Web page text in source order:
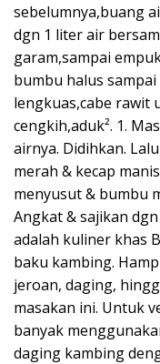
sebelumnya,buang
dgn 1 liter air
garam,sampai
bumbu halus
lengkuas,cabe rawit
cengkih,aduk². 1.
airnya. Didihkan.
merah & kecap
menyusut & bumbu
Angkat & sajikan
adalah kuliner khas
baku kambing.
jeroan, daging,
masakan ini. Untuk
banyak
daging kambing